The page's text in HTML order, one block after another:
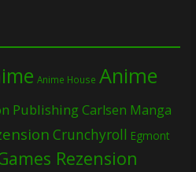
Anime House Anime
PublishingCarlsen Manga
Crunchyroll Egmont
Rezension